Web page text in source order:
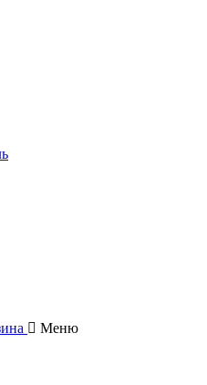
Меню